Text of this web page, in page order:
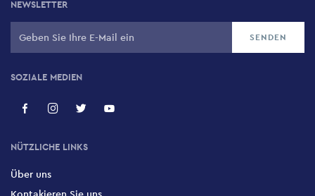
NEWSLETTER
SOZIALE MEDIEN
NÜTZLICHE LINKS
Über uns